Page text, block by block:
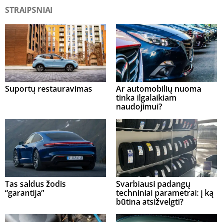
STRAIPSNIAI
Suportų restauravimas
Ar automobilių nuoma
tinka ilgalaikiam
naudojimui?
Tas saldus žodis
“garantija”
Svarbiausi padangų
techniniai parametrai: į ką
būtina atsižvelgti?